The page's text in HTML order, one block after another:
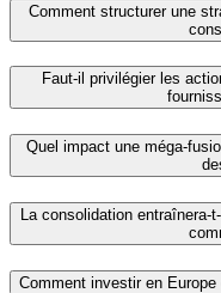
Comment structurer une
Faut-il privilégier les
Quel impact une méga-
La consolidation
Comment investir en